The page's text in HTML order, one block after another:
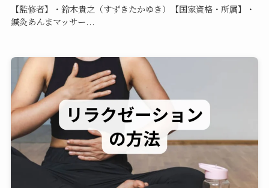
【監修者】・鈴木貴之（すずきたかゆき）【国家資格・所属】・
鍼灸あんまマッサー...